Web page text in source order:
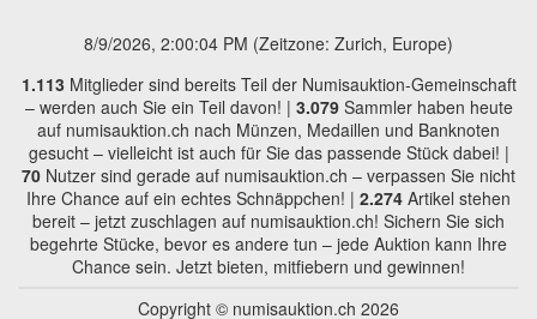
8/9/2026, 2:00:05 PM (Zeitzone: Zurich, Europe)
1.113 Mitglieder sind bereits Teil der Numisauktion-Gemeinschaft
– werden auch Sie ein Teil davon! | 3.079Sammler haben heute
auf numisauktion.ch nach Münzen, Medaillen und Banknoten
gesucht – vielleicht ist auch für Sie das passende Stück dabei! |
70 Nutzer sind gerade auf numisauktion.ch – verpassen Sie nicht
Ihre Chance auf ein echtes Schnäppchen! | 2.274 Artikel stehen
bereit – jetzt zuschlagen auf numisauktion.ch! Sichern Sie sich
begehrte Stücke, bevor es andere tun – jede Auktion kann Ihre
Chance sein. Jetzt bieten, mitfiebern und gewinnen!
Copyright © numisauktion.ch 2026